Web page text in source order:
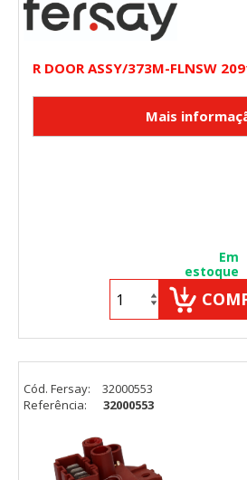
R DOOR ASSY/373M-FLNSW
Em
estoque
Cód. Fersay:
32000553
Referência:
32000553